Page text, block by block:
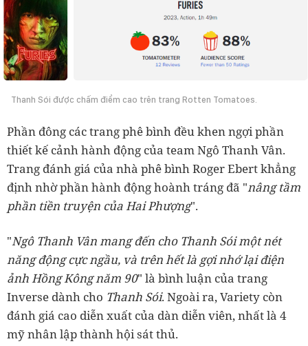
Thanh Sói được chấm điểm cao trên trang Rotten Tomatoes.
Phần đông các trang phê bình đều khen ngợi phần
thiết kế cảnh hành động của team Ngô Thanh Vân.
Trang đánh giá của nhà phê bình Roger Ebert khẳng
định nhờ phần hành động hoành tráng đã "nâng tầm
phần tiền truyện của Hai Phượng".
"Ngô Thanh Vân mang đến cho Thanh Sói một nét
năng động cực ngầu, và trên hết là gợi nhớ lại điện
ảnh Hồng Kông năm 90" là bình luận của trang
Inverse dành cho Thanh Sói. Ngoài ra, Variety còn
đánh giá cao diễn xuất của dàn diễn viên, nhất là 4
mỹ nhân lập thành hội sát thủ.